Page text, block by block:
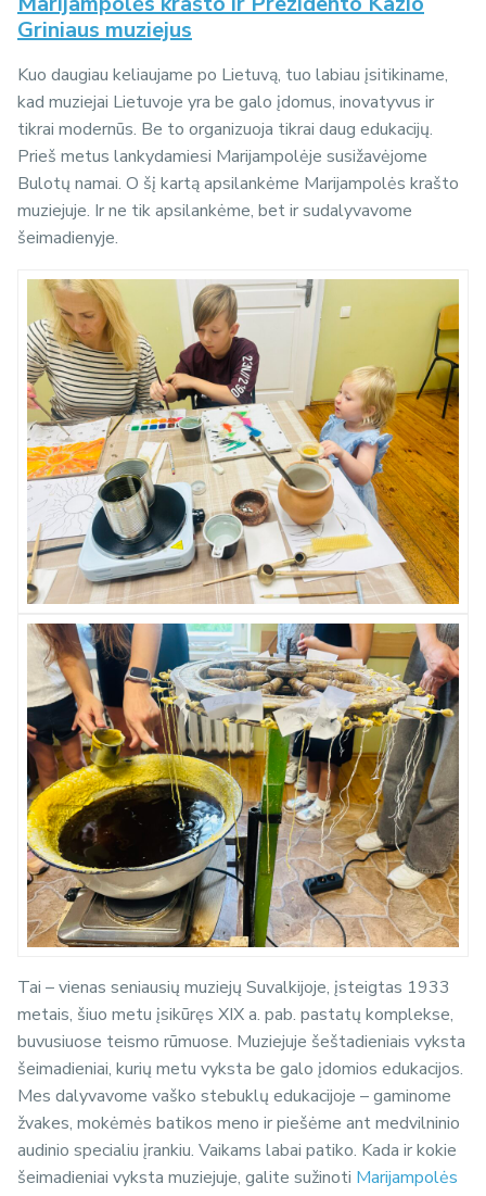
Griniaus muziejus
Kuo daugiau keliaujame po Lietuvą, tuo labiau įsitikiname,
kad muziejai Lietuvoje yra be galo įdomus, inovatyvus ir
tikrai modernūs. Be to organizuoja tikrai daug edukacijų.
Prieš metus lankydamiesi Marijampolėje susižavėjome
Bulotų namai. O šį kartą apsilankėme Marijampolės krašto
muziejuje. Ir ne tik apsilankėme, bet ir sudalyvavome
šeimadienyje.
Tai – vienas seniausių muziejų Suvalkijoje, įsteigtas 1933
metais, šiuo metu įsikūręs XIX a. pab. pastatų komplekse,
buvusiuose teismo rūmuose. Muziejuje šeštadieniais vyksta
šeimadieniai, kurių metu vyksta be galo įdomios edukacijos.
Mes dalyvavome vaško stebuklų edukacijoje – gaminome
žvakes, mokėmės batikos meno ir piešėme ant medvilninio
audinio specialiu įrankiu. Vaikams labai patiko. Kada ir kokie
šeimadieniai vyksta muziejuje, galite sužinoti Marijampolės